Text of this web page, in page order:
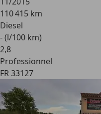
110 415 km
Diesel
- (l/100 km)
2,8
Professionnel
FR 33127